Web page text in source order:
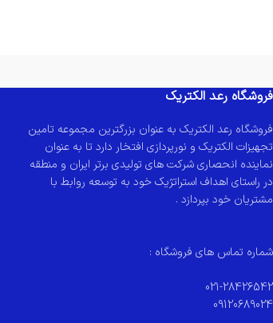
فروشگاه رعد الکتریک
فروشگاه رعد الکتریک به عنوان بزرگترین مجموعه تامین
تجهیزات الکتریک و نورپردازی افتخار دارد تا به عنوان
نماینده انحصاری شرکت های تولیدی برتر ایران و منطقه
در راستای اهداف استراتژیک خود به توسعه روابط با
مشتریان خود بپردازد .
شماره تماس های فروشگاه :
021-28426542
09120689024